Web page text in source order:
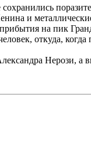
и
на пик
откуда,
Нерози,